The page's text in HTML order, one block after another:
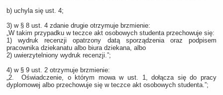
b) uchyla się ust. 4;
3) w § 8 ust. 4 zdanie drugie otrzymuje brzmienie:
„W takim przypadku w teczce akt osobowych studenta przechowuje się:
1) wydruk recenzji opatrzony datą sporządzenia oraz podpisem
pracownika dziekanatu albo biura dziekana, albo
2) uwierzytelniony wydruk recenzji.”;
4) w § 9 ust. 2 otrzymuje brzmienie:
„2. Oświadczenie, o którym mowa w ust. 1, dołącza się do pracy
dyplomowej albo przechowuje się w teczce akt osobowych studenta.”;